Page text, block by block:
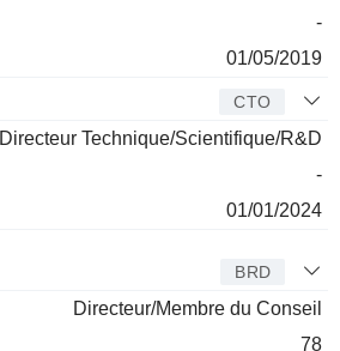
-
01/05/2019
CTO
Directeur Technique/Scientifique/R&D
-
01/01/2024
BRD
Directeur/Membre du Conseil
78